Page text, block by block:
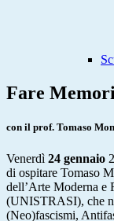
Fare
con il prof. Tomaso
Venerdì 24 gennaio
di ospitare Tomaso
dell’Arte Moderna e
(UNISTRASI), che
(Neo)fascismi,